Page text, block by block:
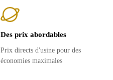
Des prix abordables
Prix ​​directs d'usine pour des
économies maximales